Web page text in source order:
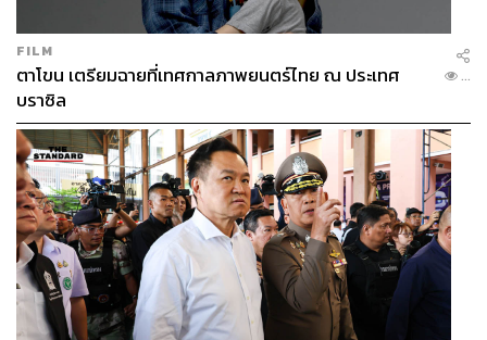
FILM
ตาโขน เตรียมฉายที่เทศกาลภาพยนตร์ไทย ณ ประเทศ
บราซิล
...